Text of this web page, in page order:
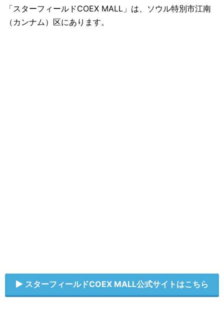
「スターフィールドCOEX MALL」は、ソウル特別市江南
（カンナム）区にあります。
スターフィールドCOEX MALL公式サイトはこちら